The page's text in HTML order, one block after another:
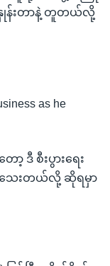
းနှုန်းတာနဲ့ တူတယ်လို့
as he
ဒီ စီးပွားရေး
သေးတယ်လို့ ဆိုရမှာ